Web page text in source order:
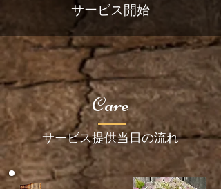
​サービス開始
​サービス提供当日の流れ
Care